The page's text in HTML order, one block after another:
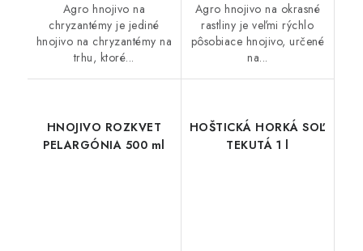
Agro hnojivo na
chryzantémy je jediné
hnojivo na chryzantémy na
trhu, ktoré...
Agro hnojivo na okrasné
rastliny je veľmi rýchlo
pôsobiace hnojivo, určené
na...
HNOJIVO ROZKVET
PELARGÓNIA 500 ml
HOŠTICKÁ HORKÁ SOĽ
TEKUTÁ 1 l